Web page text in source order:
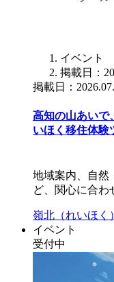
イベント
掲載日：
掲載日：
高知の山あいで
いほく移住体験
地域案内、自然
ど、関心に合
嶺北（れいほく
イベント
受付中